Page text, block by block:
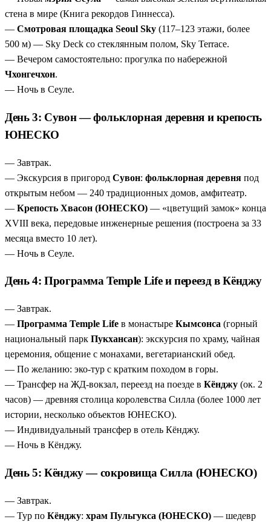
стена в мире (Книга рекордов Гиннесса).
— Смотровая площадка Seoul Sky (117–123 этажи, более
500 м) — Sky Deck со стеклянным полом, Sky Terrace.
— Вечером самостоятельно: прогулка по набережной
Чхонгечхон.
— Ночь в Сеуле.
День 3: Сувон — фольклорная деревня и крепость
ЮНЕСКО
— Завтрак.
— Экскурсия в пригород Сувон: фольклорная деревня под
открытым небом — 240 традиционных домов, амфитеатр.
— Крепость Хвасон (ЮНЕСКО) — «цветущий замок» конца
XVIII века, передовые инженерные решения (построена за 33
месяца вместо 10 лет).
— Ночь в Сеуле.
День 4: Программа Temple Life и переезд в Кёнджу
— Завтрак.
— Программа Temple Life в монастыре Кымсонса (горный
национальный парк Пукхансан): экскурсия по храму, чайная
церемония, общение с монахами, вегетарианский обед.
— По желанию: эко-тур с кратким походом в горы.
— Трансфер на ЖД-вокзал, переезд на поезде в Кёнджу (ок. 2
часов) — древняя столица королевства Силла (более 1000 лет
истории, несколько объектов ЮНЕСКО).
— Индивидуальный трансфер в отель Кёнджу.
— Ночь в Кёнджу.
День 5: Кёнджу — сокровища Силла (ЮНЕСКО)
— Завтрак.
— Тур по Кёнджу: храм Пульгукса (ЮНЕСКО) — шедевр